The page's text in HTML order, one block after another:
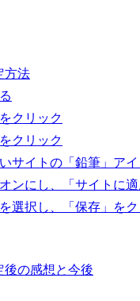
方法
クリック
クリック
サイトの「鉛筆」ア
ンにし、「サイトに
選択し、「保存」を
後の感想と今後